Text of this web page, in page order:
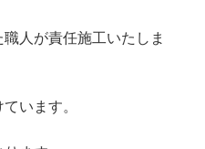
人が責任施工いたしま
います。